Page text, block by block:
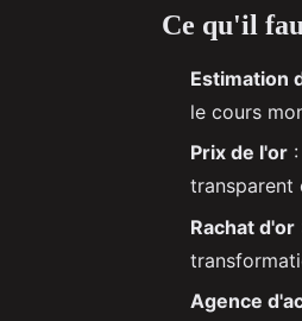
or à Lyon
Ce qu'il
Estimation
le cours
Prix de l'or
transparent
Rachat d'or
Agence